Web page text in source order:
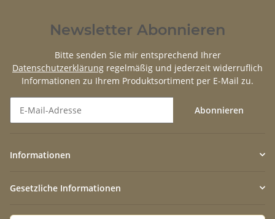
Newsletter Abonnieren
Bitte senden Sie mir entsprechend Ihrer
Datenschutzerklärung regelmäßig und jederzeit widerruflich
Informationen zu Ihrem Produktsortiment per E-Mail zu.
Abonnieren
Informationen
Gesetzliche Informationen